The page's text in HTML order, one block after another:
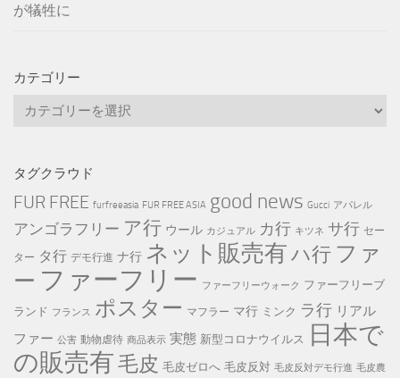
が犠牲に
カテゴリー
カ
リ
ー
タグクラウド
FUR FREE furfreeasia FUR FREE ASIA good news Gucci アパレル
アンゴラフリー ア行 ウール カジュアル カ行 キツネ サ行 セー
ター タ行 デモ行進 ナ行 ネット販売有ハ行 ファ
ー ファーフリー ファーフリーウォーク ファーフリーブ
ランド フランス ポスター マフラー マ行 ミンク ラ行 リアル
ファー 公害 動物虐待 商品表示 実態 新型コロナウイルス
日本で
の販売有毛皮 毛皮ゼロへ 毛皮反対 毛皮反対デモ行進 毛皮農